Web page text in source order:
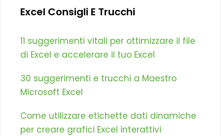
Excel Consigli E Trucchi
11 suggerimenti vitali per ottimizzare il file
di Excel e accelerare il tuo Excel
30 suggerimenti e trucchi a Maestro
Microsoft Excel
Come utilizzare etichette dati dinamiche
per creare grafici Excel interattivi